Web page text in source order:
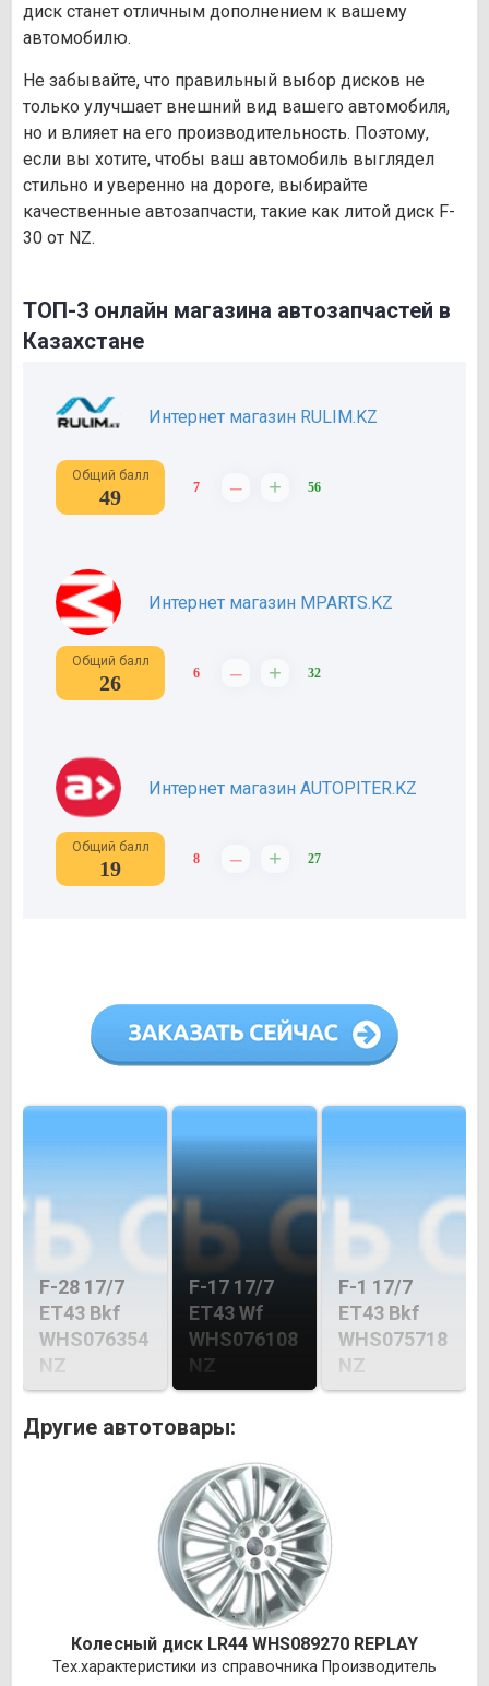
диск станет отличным дополнением к вашему
автомобилю.
Не забывайте, что правильный выбор дисков не
только улучшает внешний вид вашего автомобиля,
но и влияет на его производительность. Поэтому,
если вы хотите, чтобы ваш автомобиль выглядел
стильно и уверенно на дороге, выбирайте
качественные автозапчасти, такие как литой диск F-
30 от NZ.
ТОП-3 онлайн магазина автозапчастей в
Казахстане
Интернет магазин RULIM.KZ
Общий балл
49 7 – + 56
Интернет магазин MPARTS.KZ
Общий балл
26 6 – + 32
Интернет магазин AUTOPITER.KZ
Общий балл
19 8 – + 27
F-28 17/7
ET43 Bkf
WHS076354
NZ
F-17 17/7
ET43 Wf
WHS076108
NZ
F-1 17/7
ET43 Bkf
WHS075718
NZ
Другие автотовары:
Колесный диск LR44 WHS089270 REPLAY
Тех.характеристики из справочника Производитель